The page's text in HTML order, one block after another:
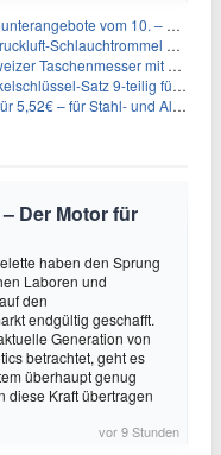
vom 10. – 15.08.2026
mit 10 m Schlauch für 25,94€
mit 12 Funktionen für 43,99€
Satz 9-teilig für 6,45€
– für Stahl- und Alufelgen
Der Motor für
haben den Sprung
Laboren und
den
endgültig geschafft.
Generation von
betrachtet, geht es
überhaupt genug
diese Kraft übertragen
vor 9 Stunden